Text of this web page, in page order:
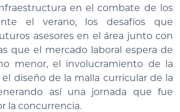
en el combate de los
el verano, los desafíos que
asesores en el área junto con
que el mercado laboral espera de
menor, el involucramiento de la
diseño de la malla curricular de la
así una jornada que fue
la concurrencia.